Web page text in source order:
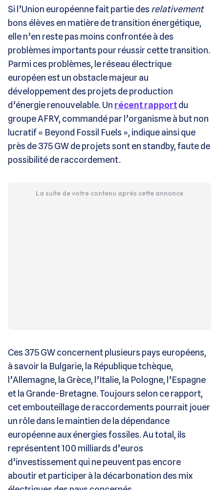
Si l’Union européenne fait partie des relativement
bons élèves en matière de transition énergétique,
elle n’en reste pas moins confrontée à des
problèmes importants pour réussir cette transition.
Parmi ces problèmes, le réseau électrique
européen est un obstacle majeur au
développement des projets de production
d’énergie renouvelable. Un récent rapportdu
groupe AFRY, commandé par l’organisme à but non
lucratif « Beyond Fossil Fuels », indique ainsi que
près de 375 GW de projets sont en standby, faute de
possibilité de raccordement.
La suite de votre contenu après cette annonce
Ces 375 GW concernent plusieurs pays européens,
à savoir la Bulgarie, la République tchèque,
l’Allemagne, la Grèce, l’Italie, la Pologne, l’Espagne
et la Grande-Bretagne. Toujours selon ce rapport,
cet embouteillage de raccordements pourrait jouer
un rôle dans le maintien de la dépendance
européenne aux énergies fossiles. Au total, ils
représentent 100 milliards d’euros
d’investissement qui ne peuvent pas encore
aboutir et participer à la décarbonation des mix